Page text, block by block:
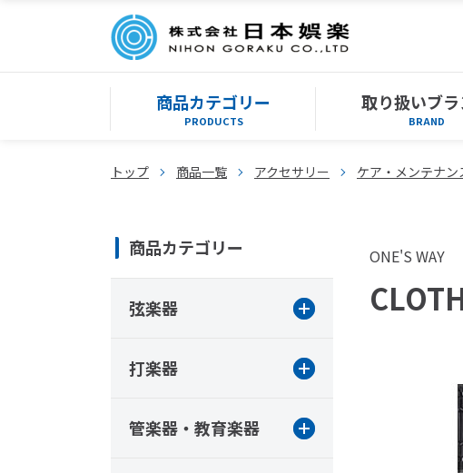
商品カテゴリー
PRODUCTS
取り扱いブ
BRAND
トップ 商品一覧 アクセサリー ケア・メンテナン
ONE'S WAY
商品カテゴリー
弦楽器
打楽器
管楽器・教育楽器